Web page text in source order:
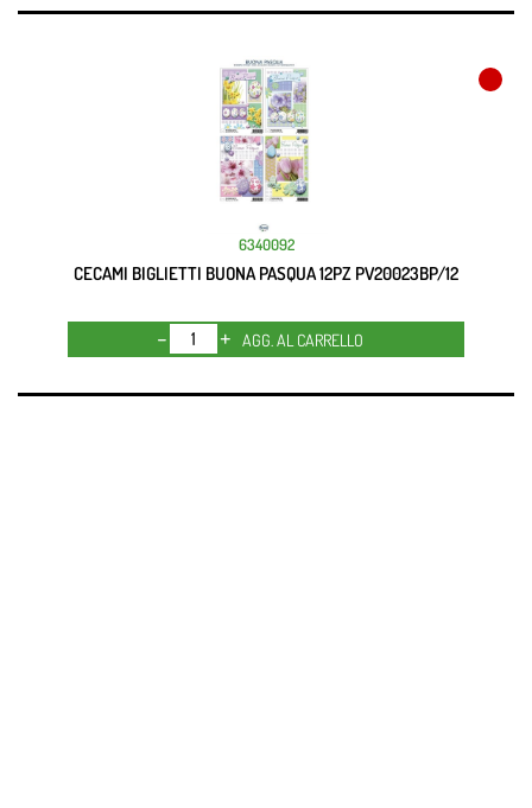
6340092
CECAMI BIGLIETTI BUONA PASQUA 12PZ PV20023BP/12
Quantità
AGG. AL CARRELLO